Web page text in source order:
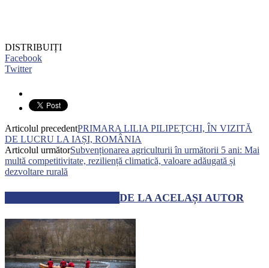
DISTRIBUIȚI
Facebook
Twitter
Articolul precedentPRIMARA LILIA PILIPEȚCHI, ÎN VIZITĂ
DE LUCRU LA IAȘI, ROMÂNIA
Articolul următorSubvenționarea agriculturii în următorii 5 ani: Mai
multă competitivitate, reziliență climatică, valoare adăugată și
dezvoltare rurală
DE LA ACELAȘI AUTOR